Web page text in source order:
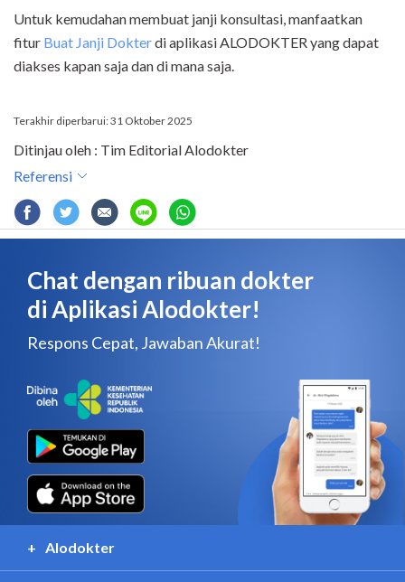
Untuk kemudahan membuat janji konsultasi, manfaatkan
fitur Buat Janji Dokterdi aplikasi ALODOKTER yang dapat
diakses kapan saja dan di mana saja.
Terakhir diperbarui: 31 Oktober 2025